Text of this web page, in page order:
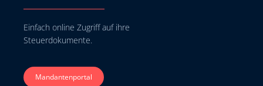
Einfach online Zugriff auf ihre
Steuerdokumente.
Mandantenportal